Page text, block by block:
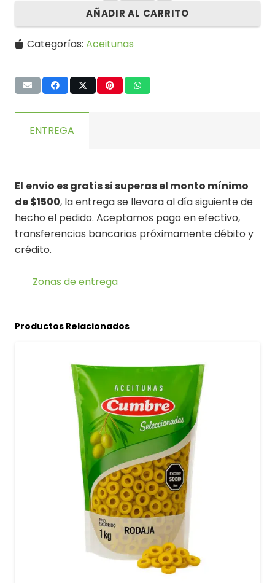
AÑADIR AL CARRITO
Categorías:Aceitunas
ENTREGA
El envio es gratis si superas el monto mínimo
de $1500, la entrega se llevara al día siguiente de
hecho el pedido. Aceptamos pago en efectivo,
transferencias bancarias próximamente débito y
crédito.
Zonas de entrega
Productos Relacionados